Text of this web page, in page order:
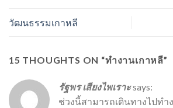
วัฒนธรรมเกาหลี
15 THOUGHTS ON “ทำงานเกาหลี”
รัฐพร เสียงไพเราะsays:
ช่วงนี้สามารถเดินทางไปทำ